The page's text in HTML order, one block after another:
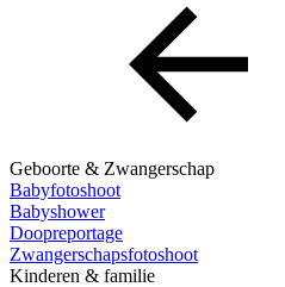
Geboorte & Zwangerschap
Babyfotoshoot
Babyshower
Doopreportage
Zwangerschapsfotoshoot
Kinderen & familie